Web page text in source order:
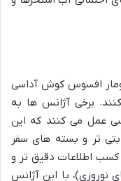
افسوس کوش آداسی
برخی آژانس ها به
عمل می کنند که این
تر و بسته های سفر
کسب اطلاعات دقیق تر و
نوروزی)، با این آژانس